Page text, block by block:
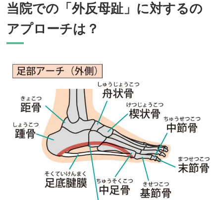
当院での「外反母趾」に対するの
アプローチは？